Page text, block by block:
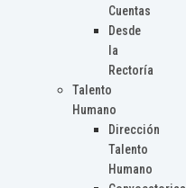
Cuentas
Desde
la
Rectoría
Talento
Humano
Dirección
Talento
Humano